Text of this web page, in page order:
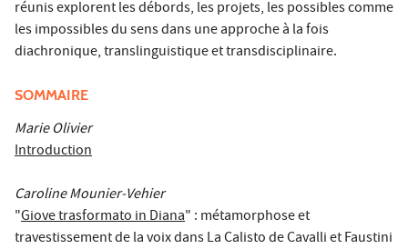
réunis explorent les débords, les projets, les possibles comme
les impossibles du sens dans une approche à la fois
diachronique, translinguistique et transdisciplinaire.
SOMMAIRE
Marie Olivier
Introduction
Caroline Mounier-Vehier
"Giove trasformato in Diana" : métamorphose et
travestissement de la voix dans La Calisto de Cavalli et Faustini